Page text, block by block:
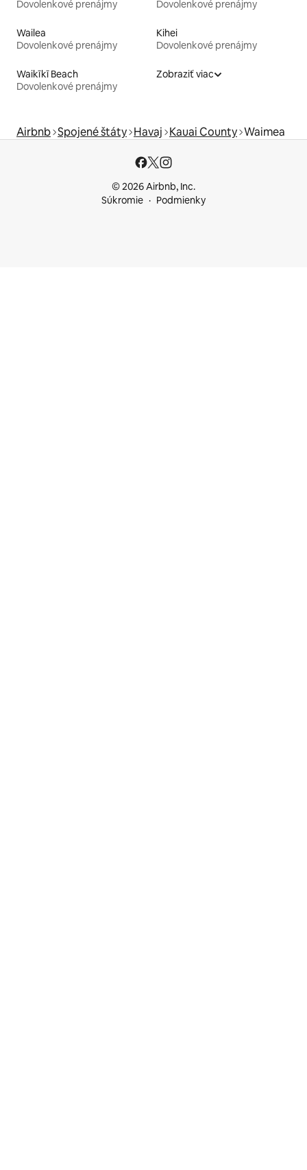
Dovolenkové prenájmy
Dovolenkové prenájmy
Wailea
Dovolenkové prenájmy
Kihei
Dovolenkové prenájmy
Waikīkī Beach
Dovolenkové prenájmy
Zobraziť viac
Airbnb Spojené štáty Havaj Kauai County Waimea
© 2026 Airbnb, Inc.
Súkromie
Podmienky